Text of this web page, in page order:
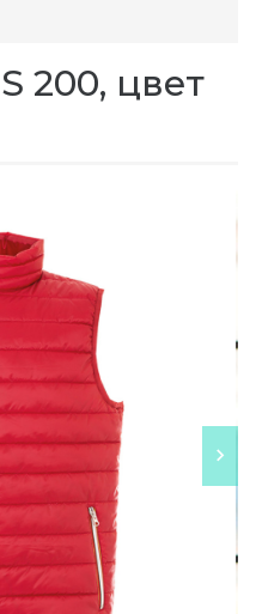
200, цвет